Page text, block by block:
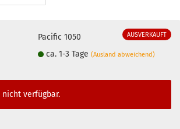
AUSVERKAUFT
Pacific 1050
ca. 1-3 Tage(Ausland abweichend)
verfügbar.